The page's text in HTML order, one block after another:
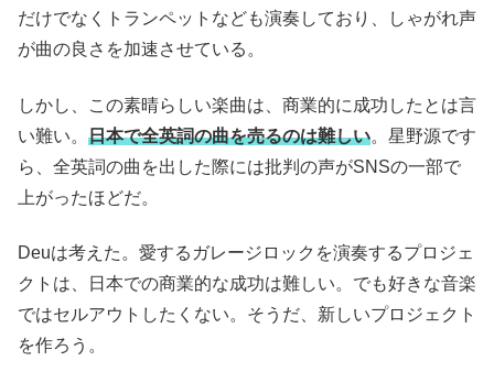
だけでなくトランペットなども演奏しており、しゃがれ声
が曲の良さを加速させている。
しかし、この素晴らしい楽曲は、商業的に成功したとは言
い難い。 日本で全英詞の曲を売るのは難しい。星野源です
ら、全英詞の曲を出した際には批判の声がSNSの一部で
上がったほどだ。
Deuは考えた。愛するガレージロックを演奏するプロジェ
クトは、日本での商業的な成功は難しい。でも好きな音楽
ではセルアウトしたくない。そうだ、新しいプロジェクト
を作ろう。